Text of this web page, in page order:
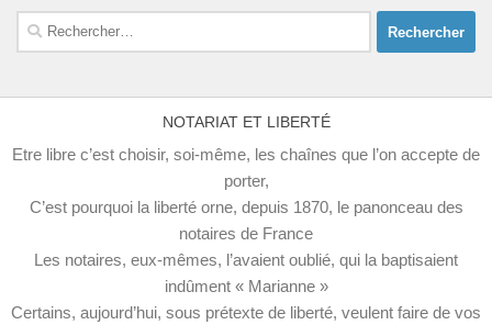
Rechercher :
NOTARIAT ET LIBERTÉ
Etre libre c’est choisir, soi-même, les chaînes que l’on accepte de
porter,
C’est pourquoi la liberté orne, depuis 1870, le panonceau des
notaires de France
Les notaires, eux-mêmes, l’avaient oublié, qui la baptisaient
indûment « Marianne »
Certains, aujourd’hui, sous prétexte de liberté, veulent faire de vos